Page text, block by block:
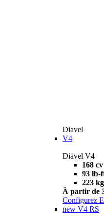
Diavel
V4
Diavel V4
168 cv
93 lb-
223 kg
À partir de
Configurez
new V4 RS